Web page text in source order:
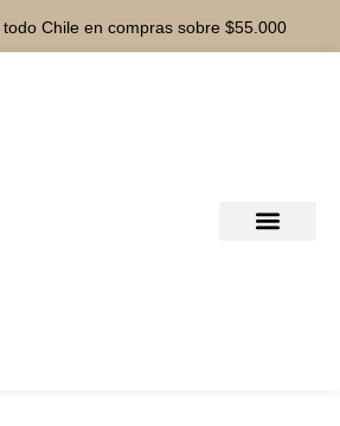
Chile en compras sobre $55.000